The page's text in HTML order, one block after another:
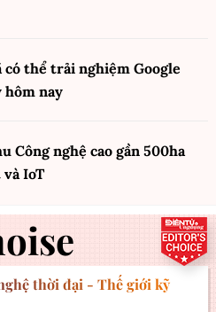
thể trải nghiệm Google
hôm nay
Công nghệ cao gần 500ha
IoT
thời đại - Thế giới kỹ